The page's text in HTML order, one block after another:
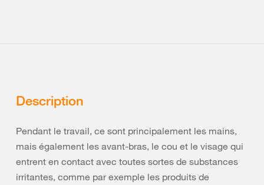
Description
Pendant le travail, ce sont principalement les mains,
mais également les avant-bras, le cou et le visage qui
entrent en contact avec toutes sortes de substances
irritantes, comme par exemple les produits de